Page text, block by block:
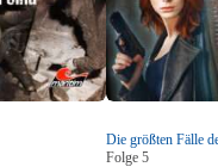
Die größten Fälle
Folge 5